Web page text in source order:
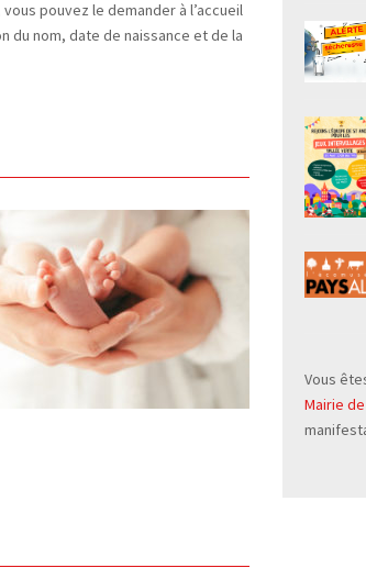
pouvez le demander à l’accueil
du nom, date de naissance et de la
Vous
Mairie